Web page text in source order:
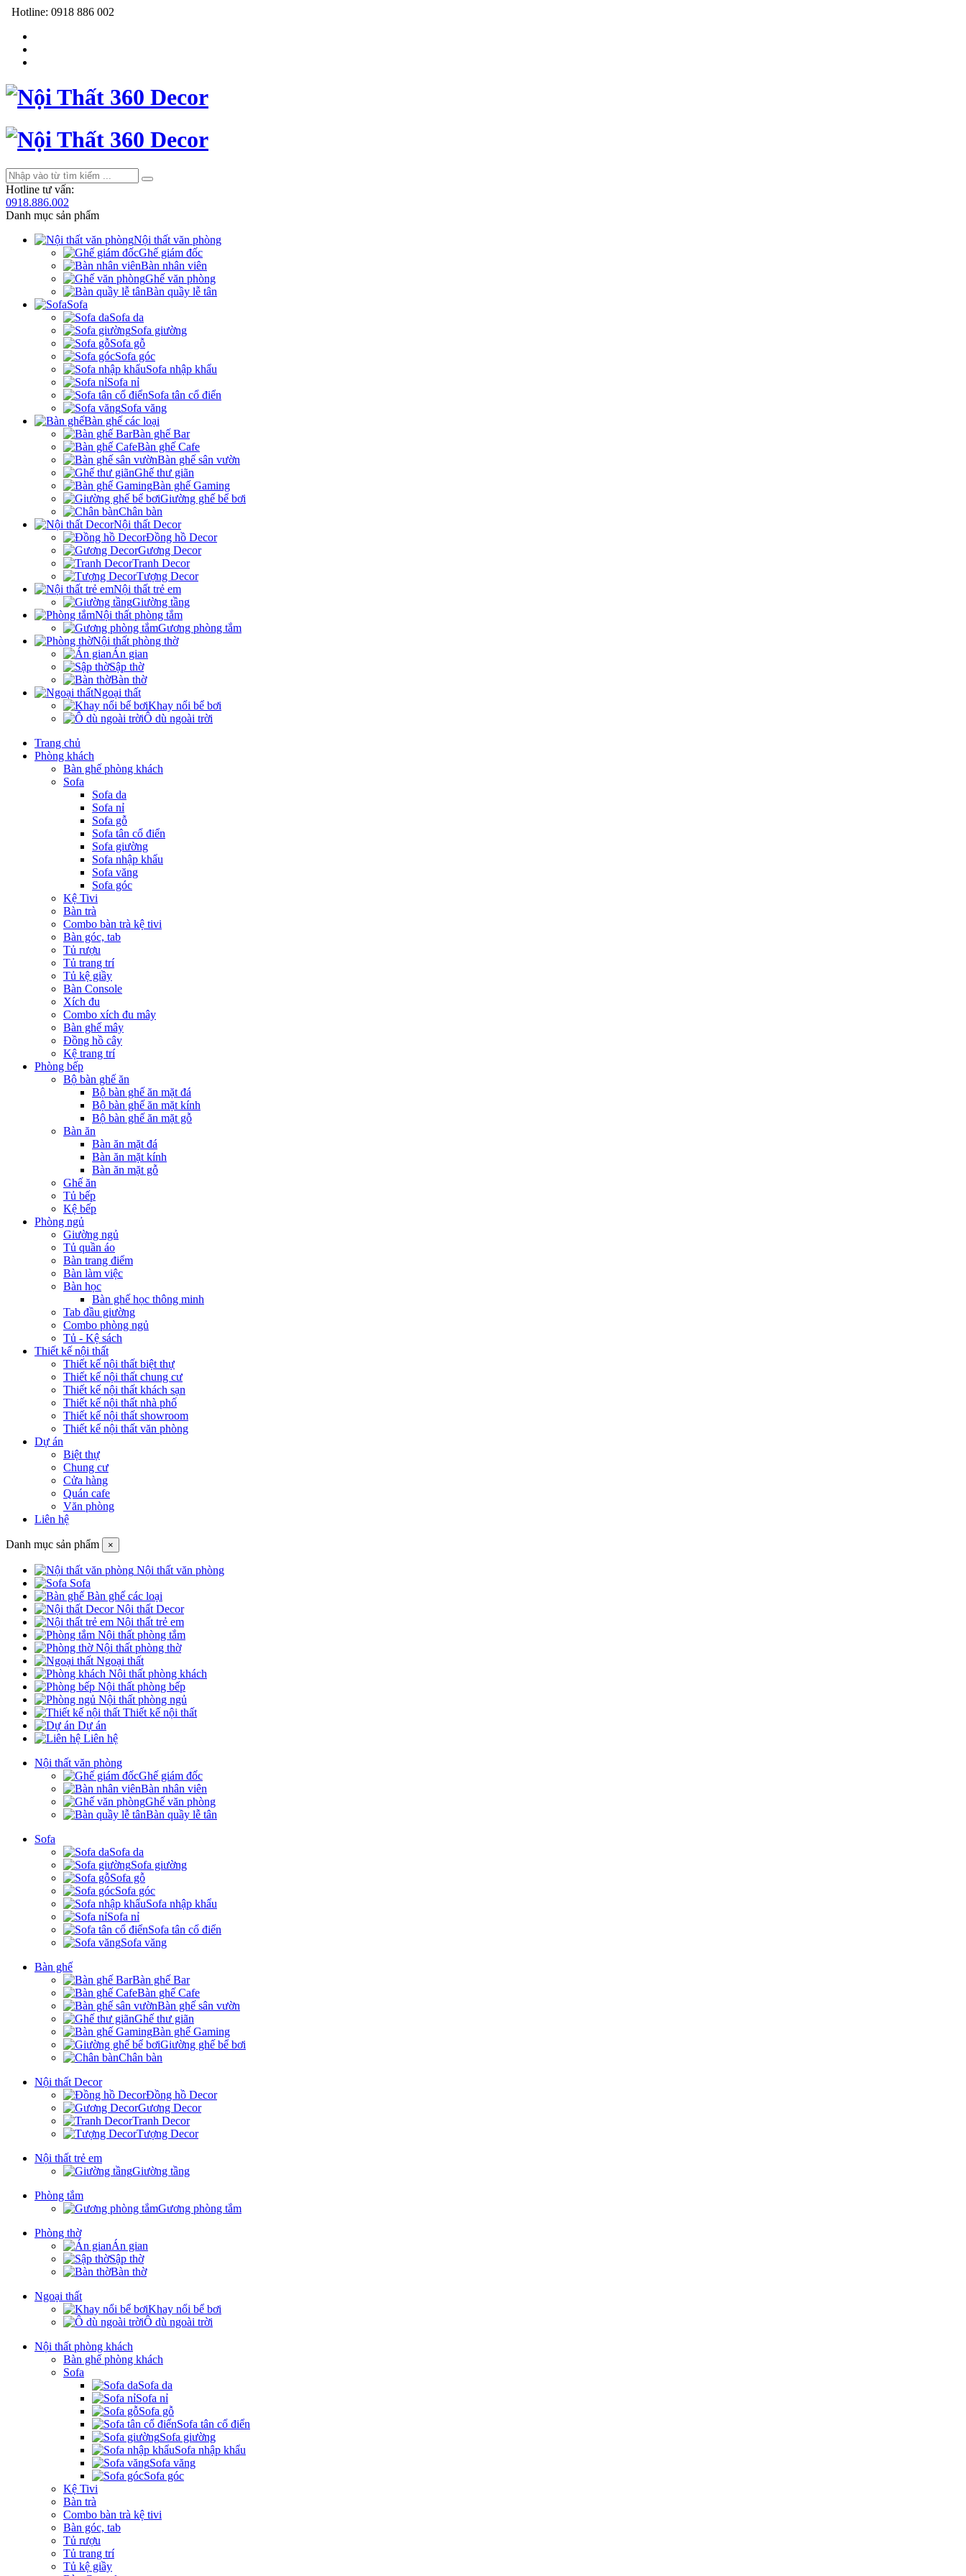
Hotline: 0918 886 002
Hotline tư vấn:
0918.886.002
Danh mục sản phẩm
Nội thất văn phòng
Ghế giám đốc
Bàn nhân viên
Ghế văn phòng
Bàn quầy lễ tân
Sofa
Sofa da
Sofa giường
Sofa gỗ
Sofa góc
Sofa nhập khẩu
Sofa nỉ
Sofa tân cổ điển
Sofa văng
Bàn ghế các loại
Bàn ghế Bar
Bàn ghế Cafe
Bàn ghế sân vườn
Ghế thư giãn
Bàn ghế Gaming
Giường ghế bể bơi
Chân bàn
Nội thất Decor
Đồng hồ Decor
Gương Decor
Tranh Decor
Tượng Decor
Nội thất trẻ em
Giường tầng
Nội thất phòng tắm
Gương phòng tắm
Nội thất phòng thờ
Án gian
Sập thờ
Bàn thờ
Ngoại thất
Khay nổi bể bơi
Ô dù ngoài trời
Trang chủ
Phòng khách
Bàn ghế phòng khách
Sofa
Sofa da
Sofa nỉ
Sofa gỗ
Sofa tân cổ điển
Sofa giường
Sofa nhập khẩu
Sofa văng
Sofa góc
Kệ Tivi
Bàn trà
Combo bàn trà kệ tivi
Bàn góc, tab
Tủ rượu
Tủ trang trí
Tủ kệ giầy
Bàn Console
Xích đu
Combo xích đu mây
Bàn ghế mây
Đồng hồ cây
Kệ trang trí
Phòng bếp
Bộ bàn ghế ăn
Bộ bàn ghế ăn mặt đá
Bộ bàn ghế ăn mặt kính
Bộ bàn ghế ăn mặt gỗ
Bàn ăn
Bàn ăn mặt đá
Bàn ăn mặt kính
Bàn ăn mặt gỗ
Ghế ăn
Tủ bếp
Kệ bếp
Phòng ngủ
Giường ngủ
Tủ quần áo
Bàn trang điểm
Bàn làm việc
Bàn học
Bàn ghế học thông minh
Tab đầu giường
Combo phòng ngủ
Tủ - Kệ sách
Thiết kế nội thất
Thiết kế nội thất biệt thự
Thiết kế nội thất chung cư
Thiết kế nội thất khách sạn
Thiết kế nội thất nhà phố
Thiết kế nội thất showroom
Thiết kế nội thất văn phòng
Dự án
Biệt thự
Chung cư
Cửa hàng
Quán cafe
Văn phòng
Liên hệ
Danh mục sản phẩm ×
Nội thất văn phòng
Sofa
Bàn ghế các loại
Nội thất Decor
Nội thất trẻ em
Nội thất phòng tắm
Nội thất phòng thờ
Ngoại thất
Nội thất phòng khách
Nội thất phòng bếp
Nội thất phòng ngủ
Thiết kế nội thất
Dự án
Liên hệ
Nội thất văn phòng
Ghế giám đốc
Bàn nhân viên
Ghế văn phòng
Bàn quầy lễ tân
Sofa
Sofa da
Sofa giường
Sofa gỗ
Sofa góc
Sofa nhập khẩu
Sofa nỉ
Sofa tân cổ điển
Sofa văng
Bàn ghế
Bàn ghế Bar
Bàn ghế Cafe
Bàn ghế sân vườn
Ghế thư giãn
Bàn ghế Gaming
Giường ghế bể bơi
Chân bàn
Nội thất Decor
Đồng hồ Decor
Gương Decor
Tranh Decor
Tượng Decor
Nội thất trẻ em
Giường tầng
Phòng tắm
Gương phòng tắm
Phòng thờ
Án gian
Sập thờ
Bàn thờ
Ngoại thất
Khay nổi bể bơi
Ô dù ngoài trời
Nội thất phòng khách
Bàn ghế phòng khách
Sofa
Sofa da
Sofa nỉ
Sofa gỗ
Sofa tân cổ điển
Sofa giường
Sofa nhập khẩu
Sofa văng
Sofa góc
Kệ Tivi
Bàn trà
Combo bàn trà kệ tivi
Bàn góc, tab
Tủ rượu
Tủ trang trí
Tủ kệ giầy